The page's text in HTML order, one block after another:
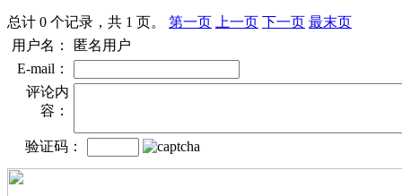
总计 0 个记录，共 1 页。 第一页 上一页 下一页 最末页
用户名：
匿名用户
E-mail：
评论内
容：
验证码：